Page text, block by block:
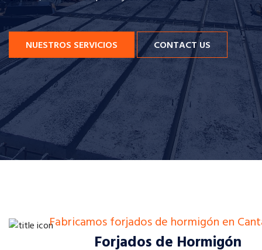
NUESTROS SERVICIOS CONTACT US
Fabricamos forjados de hormigón en
Forjados de Hormigón